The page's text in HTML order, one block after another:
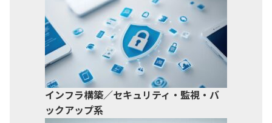
インフラ構築／セキュリティ・監視・バ
ックアップ系